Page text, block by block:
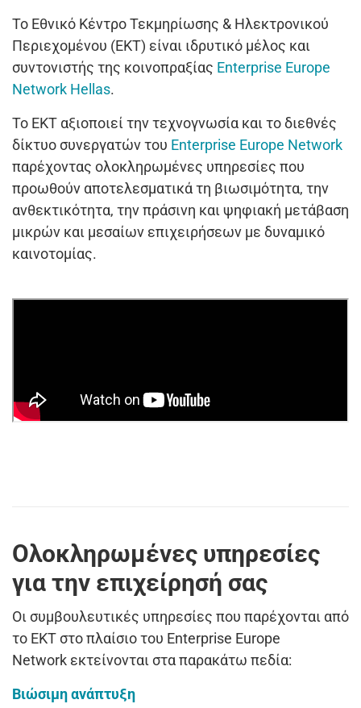
Το Εθνικό Κέντρο Τεκμηρίωσης & Ηλεκτρονικού
Περιεχομένου (ΕΚΤ) είναι ιδρυτικό μέλος και
συντονιστής της κοινοπραξίας Enterprise Europe
Network Hellas.
Το ΕΚΤ αξιοποιεί την τεχνογνωσία και το διεθνές
δίκτυο συνεργατών του Enterprise Europe Network
παρέχοντας ολοκληρωμένες υπηρεσίες που
προωθούν αποτελεσματικά τη βιωσιμότητα, την
ανθεκτικότητα, την πράσινη και ψηφιακή μετάβαση
μικρών και μεσαίων επιχειρήσεων με δυναμικό
καινοτομίας.
Ολοκληρωμένες υπηρεσίες
για την επιχείρησή σας
Οι συμβουλευτικές υπηρεσίες που παρέχονται από
το ΕΚΤ στο πλαίσιο του Enterprise Europe
Network εκτείνονται στα παρακάτω πεδία:
Βιώσιμη ανάπτυξη